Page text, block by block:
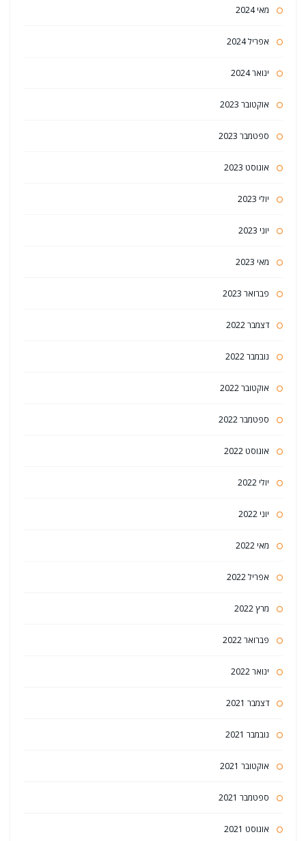
מאי 2024
אפריל 2024
ינואר 2024
אוקטובר 2023
ספטמבר 2023
אוגוסט 2023
יולי 2023
יוני 2023
מאי 2023
פברואר 2023
דצמבר 2022
נובמבר 2022
אוקטובר 2022
ספטמבר 2022
אוגוסט 2022
יולי 2022
יוני 2022
מאי 2022
אפריל 2022
מרץ 2022
פברואר 2022
ינואר 2022
דצמבר 2021
נובמבר 2021
אוקטובר 2021
ספטמבר 2021
אוגוסט 2021